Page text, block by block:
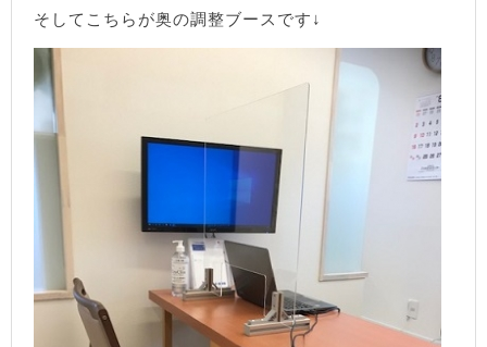
そしてこちらが奥の調整ブースです↓